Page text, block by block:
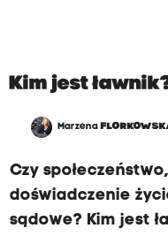
Kim jest
Marzena
Czy
doświadczenie
sądowe? Kim jest